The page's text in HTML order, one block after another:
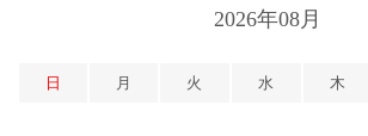
2026年08月
日 月 火 水 木